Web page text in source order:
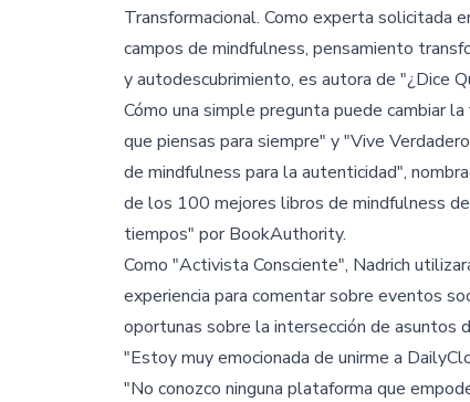
Transformacional. Como experta solicitada
campos de mindfulness, pensamiento
y autodescubrimiento, es autora de "¿Dice
Cómo una simple pregunta puede cambiar la
que piensas para siempre" y "Vive
de mindfulness para la autenticidad",
de los 100 mejores libros de mindfulness
tiempos" por BookAuthority.
Como "Activista Consciente", Nadrich
experiencia para comentar sobre eventos
oportunas sobre la intersección de asuntos
"Estoy muy emocionada de unirme a
"No conozco ninguna plataforma que